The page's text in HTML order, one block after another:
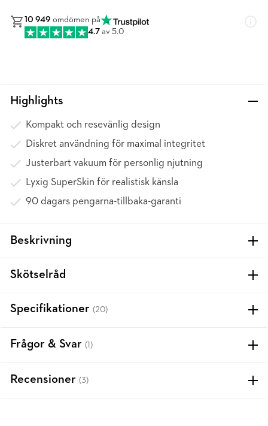
10 949 omdömen på
4.7 av 5.0
Highlights
Kompakt och resevänlig design
Diskret användning för maximal integritet
Justerbart vakuum för personlig njutning
Lyxig SuperSkin för realistisk känsla
90 dagars pengarna-tillbaka-garanti
Beskrivning
Skötselråd
Specifikationer (20)
Frågor & Svar (1)
Recensioner (3)